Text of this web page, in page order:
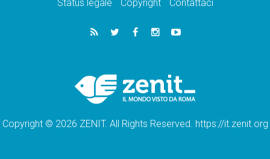
Status legale
Copyright Contattaci
Copyright © 2026 ZENIT. All Rights Reserved. https://it.zenit.org